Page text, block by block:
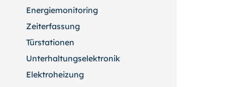
Energiemonitoring
Zeiterfassung
Türstationen
Unterhaltungselektronik
Elektroheizung